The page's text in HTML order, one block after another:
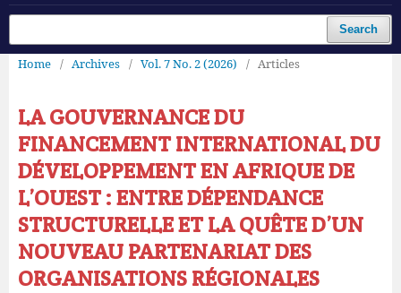
Search
Home / Archives / Vol. 7 No. 2 (2026) / Articles
LA GOUVERNANCE DU
FINANCEMENT INTERNATIONAL DU
DÉVELOPPEMENT EN AFRIQUE DE
L’OUEST : ENTRE DÉPENDANCE
STRUCTURELLE ET LA QUÊTE D’UN
NOUVEAU PARTENARIAT DES
ORGANISATIONS RÉGIONALES